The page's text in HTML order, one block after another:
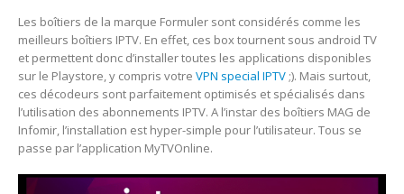
Les boîtiers de la marque Formuler sont considérés comme les
meilleurs boîtiers IPTV. En effet, ces box tournent sous android TV
et permettent donc d’installer toutes les applications disponibles
sur le Playstore, y compris votre VPN special IPTV ;). Mais surtout,
ces décodeurs sont parfaitement optimisés et spécialisés dans
l’utilisation des abonnements IPTV. A l’instar des boîtiers MAG de
Infomir, l’installation est hyper-simple pour l’utilisateur. Tous se
passe par l’application MyTVOnline.